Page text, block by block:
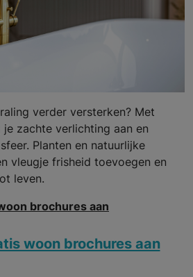
verder versterken? Met
zachte verlichting aan en
Planten en natuurlijke
vleugje frisheid toevoegen en
leven.
brochures aan
woon brochures aan